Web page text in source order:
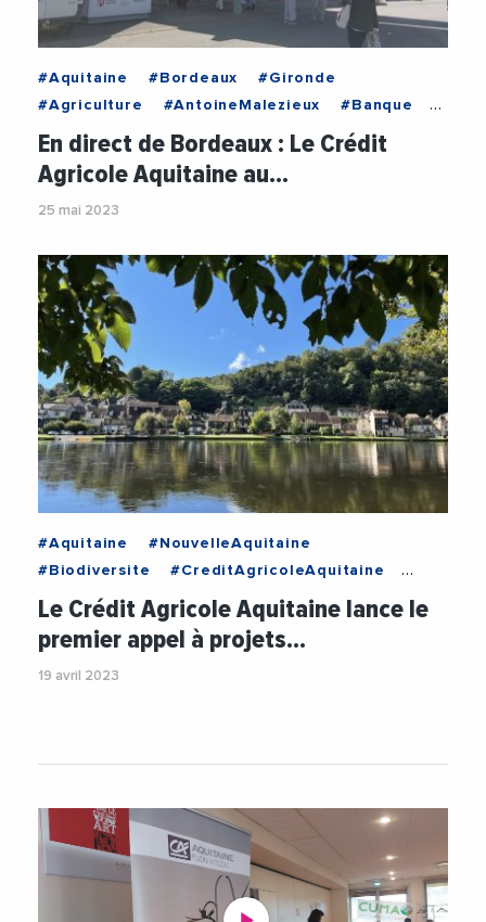
#Aquitaine #Bordeaux
#Gironde
#Agriculture
#AntoineMalezieux
#Banque
#CreditAgricoleAquitaine
#VieDesEntreprises
En direct de Bordeaux : Le Crédit
Agricole Aquitaine au…
25 mai 2023
#Aquitaine
#NouvelleAquitaine
#Biodiversite
#CreditAgricoleAquitaine
#Entreprises
#Environnement
#FondationCreditAgricole
#Patrimoine
#TransitionEcologique
Le Crédit Agricole Aquitaine lance le
premier appel à projets…
19 avril 2023